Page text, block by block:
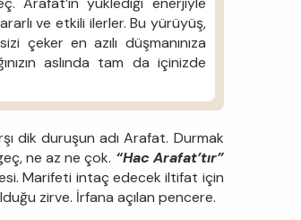
ve etkili ilerler. Bu yürüyüş,
çeker en azılı düşmanınıza
aslında tam da içinizde
dik duruşun adı Arafat. Durmak
ne az ne çok. “Hac Arafat’tır”
Marifeti intaç edecek iltifat için
zirve. İrfana açılan pencere.